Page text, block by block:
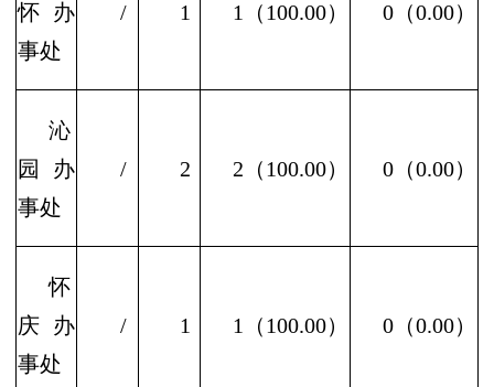
怀办
事处
/ 1 1 （100.00） 0（0.00）
沁
园办
事处
/ 2 2 （100.00） 0（0.00）
怀
庆办
事处
/ 1 1（100.00） 0（0.00）